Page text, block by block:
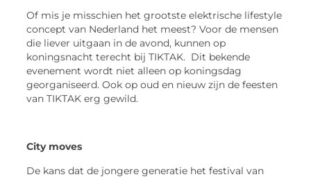
Of mis je misschien het grootste elektrische lifestyle
concept van Nederland het meest? Voor de mensen
die liever uitgaan in de avond, kunnen op
koningsnacht terecht bij TIKTAK. Dit bekende
evenement wordt niet alleen op koningsdag
georganiseerd. Ook op oud en nieuw zijn de feesten
van TIKTAK erg gewild.
City moves
De kans dat de jongere generatie het festival van